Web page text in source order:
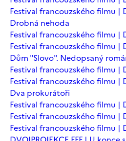
Festival francouzského filmu |
Drobná nehoda
Festival francouzského filmu |
Festival francouzského filmu |
Dům "Slovo". Nedopsaný
Festival francouzského filmu |
Festival francouzského filmu |
Dva prokurátoři
Festival francouzského filmu |
Festival francouzského filmu |
Festival francouzského filmu |